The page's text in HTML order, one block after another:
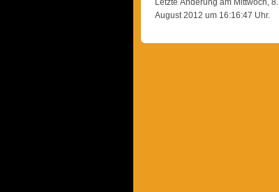
Letzte Änderung am Mittwoch, 8.
August 2012 um 16:16:47 Uhr.